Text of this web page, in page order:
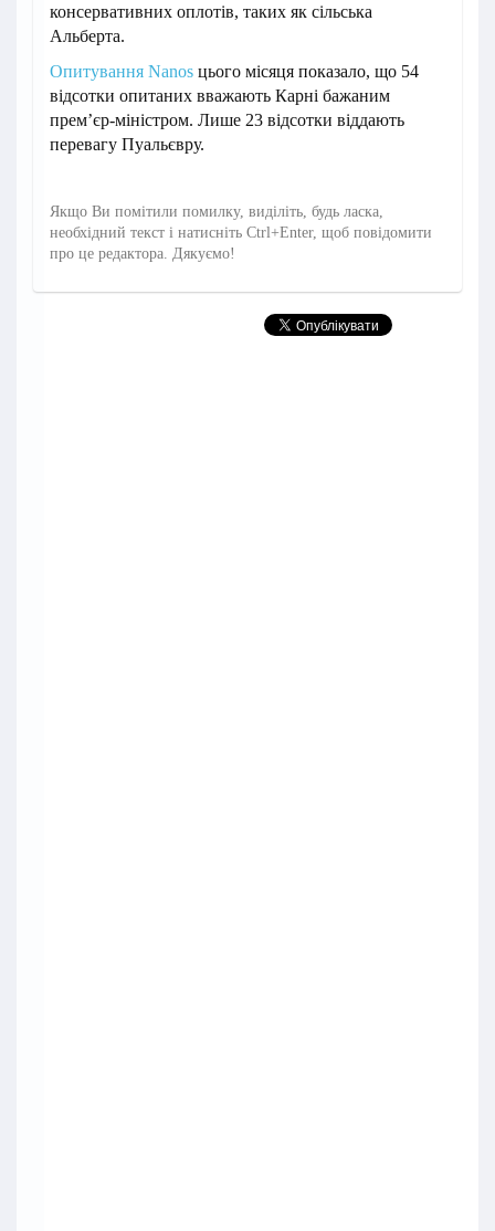
консервативних оплотів, таких як сільська
Альберта.
Опитування Nanos цього місяця показало, що 54
відсотки опитаних вважають Карні бажаним
прем’єр-міністром. Лише 23 відсотки віддають
перевагу Пуальєвру.
Якщо Ви помітили помилку, виділіть, будь ласка,
необхідний текст і натисніть Ctrl+Enter, щоб повідомити
про це редактора. Дякуємо!